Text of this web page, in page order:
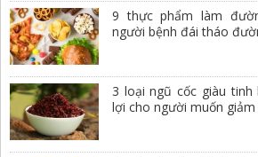
9 thực phẩm làm
người bệnh đái tháo
3 loại ngũ cốc giàu
lợi cho người muốn giảm